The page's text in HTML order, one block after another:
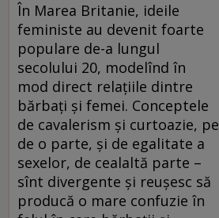
În Marea Britanie, ideile
feministe au devenit foarte
populare de-a lungul
secolului 20, modelînd în
mod direct relaţiile dintre
bărbaţi şi femei. Conceptele
de cavalerism şi curtoazie, pe
de o parte, şi de egalitate a
sexelor, de cealaltă parte –
sînt divergente şi reuşesc să
producă o mare confuzie în